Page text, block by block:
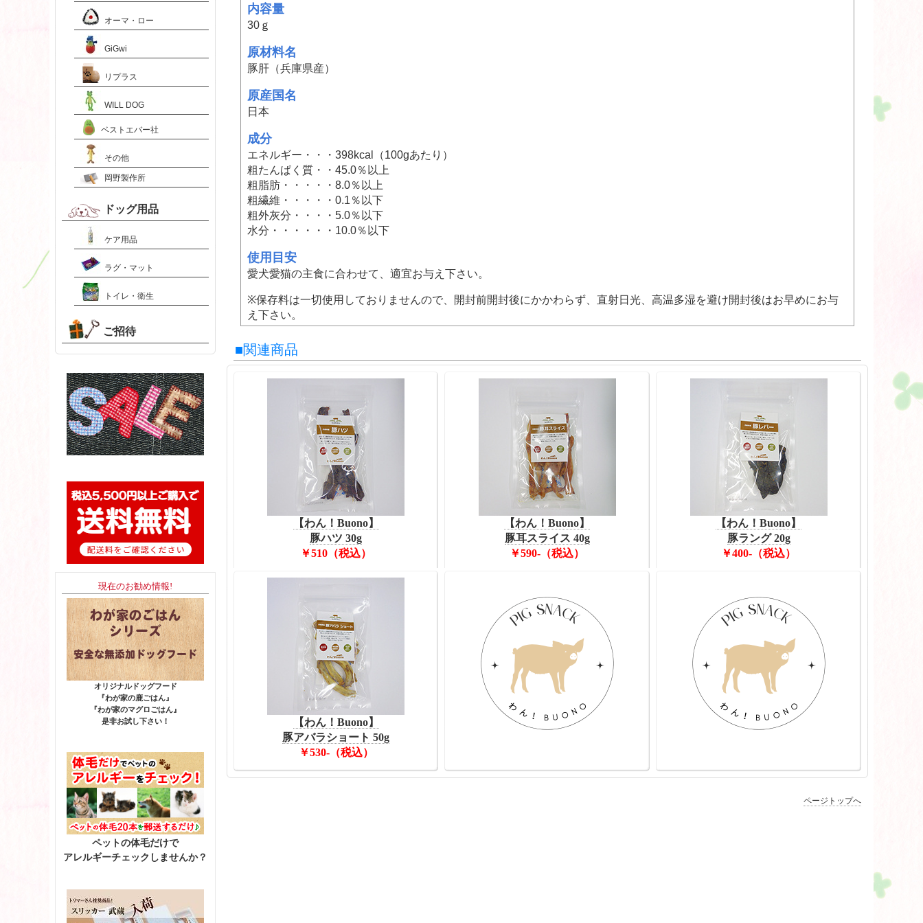
内容量
30ｇ
原材料名
豚肝（兵庫県産）
原産国名
日本
成分
エネルギー・・・398kcal（100gあたり）
粗たんぱく質・・45.0％以上
粗脂肪・・・・・8.0％以上
粗繊維・・・・・0.1％以下
粗外灰分・・・・5.0％以下
水分・・・・・・10.0％以下
使用目安
愛犬愛猫の主食に合わせて、適宜お与え下さい。
※保存料は一切使用しておりませんので、開封前開封後にかかわらず、直射日光、高温多湿を避け開封後はお早めにお与
え下さい。
■関連商品
【わん！Buono】
豚ハツ 30g
￥510（税込）
【わん！Buono】
豚耳スライス 40g
￥590-（税込）
【わん！Buono】
豚ラング 20g
￥400-（税込）
【わん！Buono】
豚アバラショート 50g
￥530-（税込）
ページトップへ
オーマ・ロー
GiGwi
リプラス
WILL DOG
ベストエバー社
その他
岡野製作所
ドッグ用品
ケア用品
ラグ・マット
トイレ・衛生
ご招待
現在のお勧め情報!
オリジナルドッグフード
『わが家の鹿ごはん』
『わが家のマグロごはん』
是非お試し下さい！
ペットの体毛だけで
アレルギーチェックしませんか？